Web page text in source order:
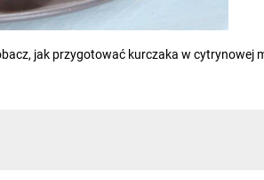
jak przygotować kurczaka w cytrynowej